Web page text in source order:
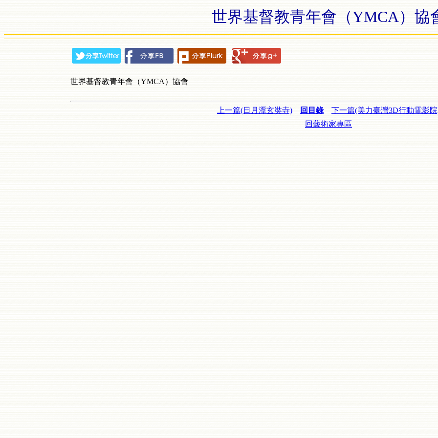
世界基督教青年會（YMCA）協
世界基督教青年會（YMCA）協會
上一篇(日月潭玄奘寺) 回目錄
下一篇(美力臺灣3D行動電影
回藝術家專區